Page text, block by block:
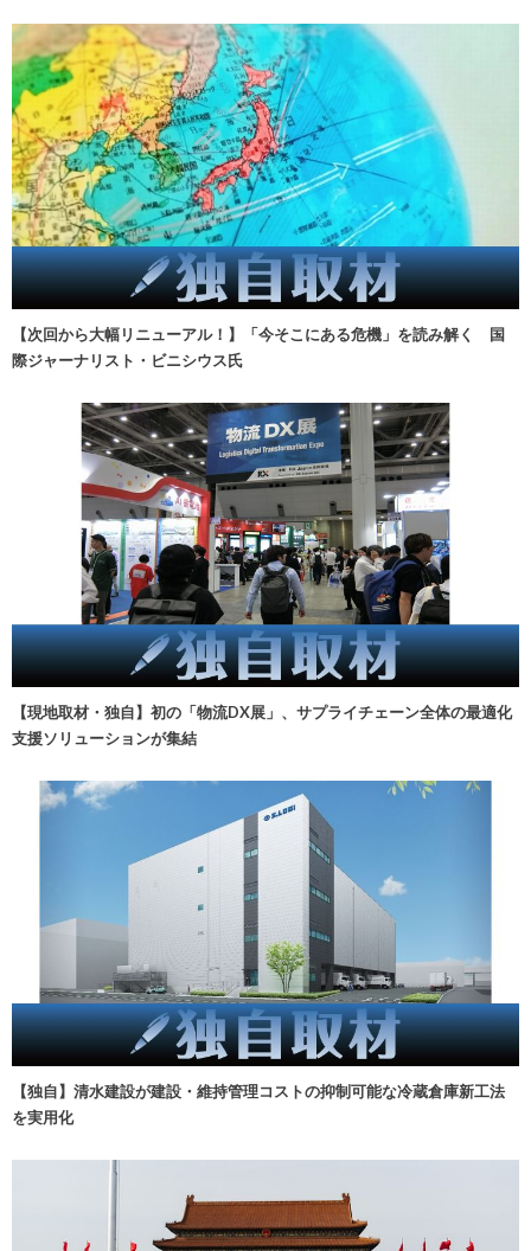
【次回から大幅リニューアル！】「今そこにある危機」を読み解く 国
際ジャーナリスト・ビニシウス氏
【現地取材・独自】初の「物流DX展」、サプライチェーン全体の最適化
支援ソリューションが集結
【独自】清水建設が建設・維持管理コストの抑制可能な冷蔵倉庫新工法
を実用化